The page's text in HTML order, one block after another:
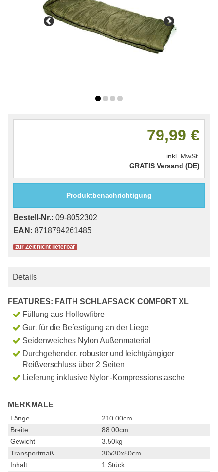
79,99 €
inkl. MwSt.
GRATIS Versand (DE)
Produktbenachrichtigung
Bestell-Nr.: 09-8052302
EAN: 8718794261485
zur Zeit nicht lieferbar
Details
FEATURES: FAITH SCHLAFSACK COMFORT XL
Füllung aus Hollowfibre
Gurt für die Befestigung an der Liege
Seidenweiches Nylon Außenmaterial
Durchgehender, robuster und leichtgängiger
Reißverschluss über 2 Seiten
Lieferung inklusive Nylon-Kompressionstasche
MERKMALE
Länge
210.00cm
Breite
88.00cm
Gewicht
3.50kg
Transportmaß
30x30x50cm
Inhalt
1 Stück